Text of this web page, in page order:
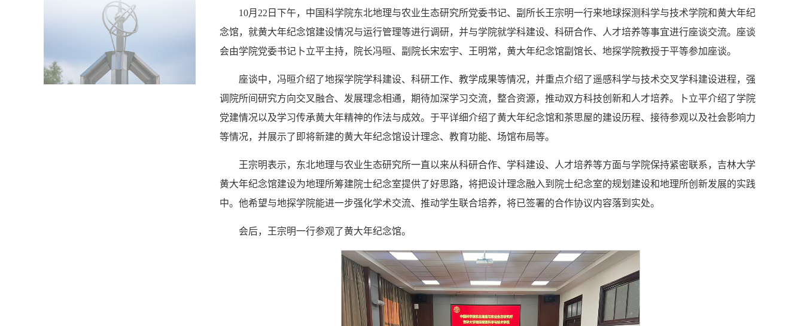
10月22日下午，中国科学院东北地理与农业生态研究所党委书记、副所长王宗明一行来地球探测科学与技术学院和黄大年纪
念馆，就黄大年纪念馆建设情况与运行管理等进行调研，并与学院就学科建设、科研合作、人才培养等事宜进行座谈交流。座谈
会由学院党委书记卜立平主持，院长冯晅、副院长宋宏宇、王明常，黄大年纪念馆副馆长、地探学院教授于平等参加座谈。
座谈中，冯晅介绍了地探学院学科建设、科研工作、教学成果等情况，并重点介绍了遥感科学与技术交叉学科建设进程，强
调院所间研究方向交叉融合、发展理念相通，期待加深学习交流，整合资源，推动双方科技创新和人才培养。卜立平介绍了学院
党建情况以及学习传承黄大年精神的作法与成效。于平详细介绍了黄大年纪念馆和茶思屋的建设历程、接待参观以及社会影响力
等情况，并展示了即将新建的黄大年纪念馆设计理念、教育功能、场馆布局等。
王宗明表示，东北地理与农业生态研究所一直以来从科研合作、学科建设、人才培养等方面与学院保持紧密联系，吉林大学
黄大年纪念馆建设为地理所筹建院士纪念室提供了好思路，将把设计理念融入到院士纪念室的规划建设和地理所创新发展的实践
中。他希望与地探学院能进一步强化学术交流、推动学生联合培养，将已签署的合作协议内容落到实处。
会后，王宗明一行参观了黄大年纪念馆。